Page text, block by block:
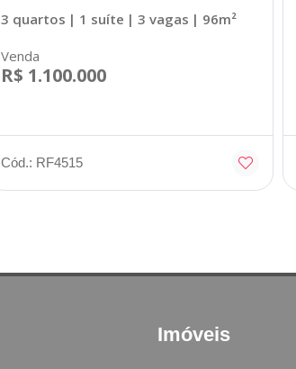
3 quartos | 1 suíte | 3 vagas | 96m²
Venda
R$ 1.100.000
Cód.: RF4515
Imóveis